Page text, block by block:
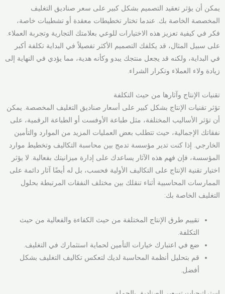
يمكن أن يؤثر تعقيد التصميم بشكل كبير على سعر صناديق التغليف
المخصصة الخاصة بك. عندما تختار تخطيطات معقدة أو تشطيبات خاصة،
فكر في كيفية تعزيز هذه الاختيارات للوعي بعلامتك التجارية وتجربة العملاء.
على سبيل المثال، قد يكلفك التصميم الأكثر تفصيلاً في البداية تكلفة أكبر
في البداية، ولكنه قد يجعل منتجك يبدو وكأنه هدية، مما يؤدي في النهاية إلى
زيادة ولاء العملاء وتكرار الشراء.
تقنيات الإنتاج وآثارها من حيث التكلفة
تؤثر تقنيات الإنتاج بشكل كبير على أسعار صناديق التغليف المخصصة. يمكن
أن تؤثر الأساليب المختلفة، مثل طباعة الأوفست أو الطباعة الرقمية، على
نفقاتك الإجمالية، حيث تتطلب بعض العمليات المزيد من الموارد والتأمين
الخارجي. إذا كنت تدير مؤسسة تدمج بين محاسبة التكاليف وتخطيط موارد
المؤسسة، فإن فهم هذه الآثار يساعدك على إدارة ميزانيتك بفعالية. لا يؤثر
اختيار تقنية الإنتاج على التكاليف الأولية فحسب، بل له أيضًا آثار دائمة على
الممارسات المحاسبية أثناء تنقلك بين مختلف النفقات المرتبطة بحلول
التغليف الخاصة بك:
تقييم طرق الإنتاج المختلفة من حيث الكفاءة والفعالية من حيث
التكلفة.
ضع في اعتبارك خيارات التأمين لحماية استثمارك في التغليف.
قم بتحليل أنظمة المحاسبة لديك لتعكس تكاليف التغليف بشكل
أفضل.